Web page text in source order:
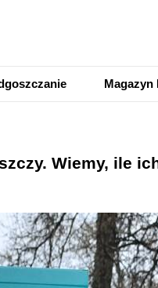
Magazyn
Wiemy, ile